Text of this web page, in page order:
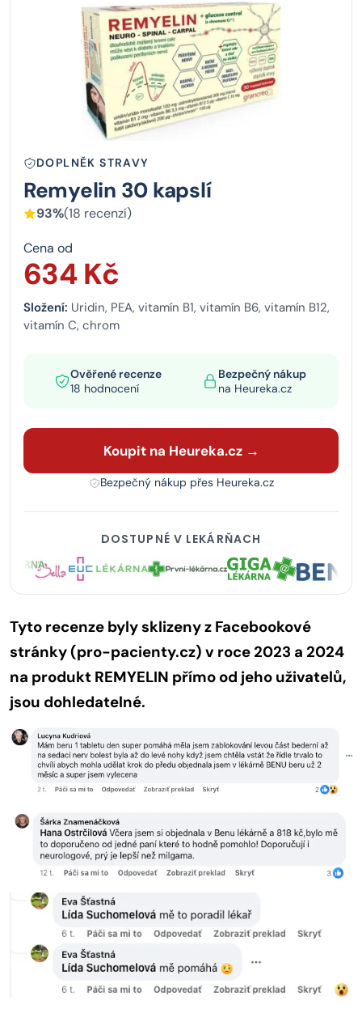
DOPLNĚK STRAVY
Remyelin 30 kapslí
93%(18 recenzí)
Cena od
634 Kč
Složení: Uridin, PEA, vitamín B1, vitamín B6, vitamín B12,
vitamín C, chrom
Ověřené recenze
18 hodnocení
Bezpečný nákup
na Heureka.cz
Koupit na Heureka.cz →
Bezpečný nákup přes Heureka.cz
DOSTUPNÉ V LEKÁRŇACH
Tyto recenze byly sklizeny z Facebookové
stránky (pro-pacienty.cz) v roce 2023 a 2024
na produkt REMYELIN přímo od jeho uživatelů,
jsou dohledatelné.